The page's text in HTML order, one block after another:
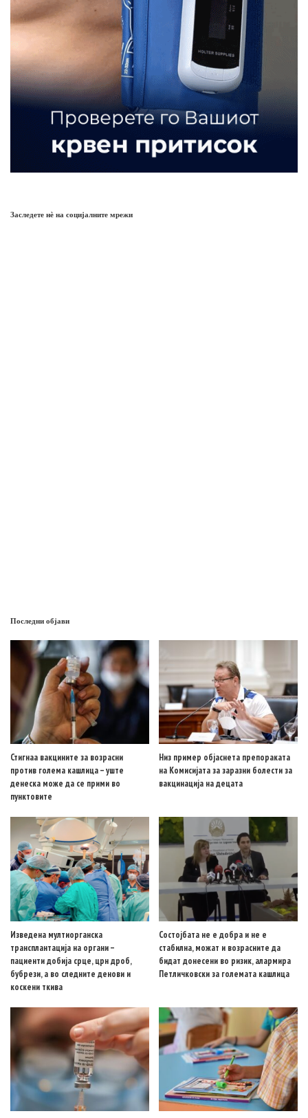
Заследете нѐ на социјалните мрежи
Последни објави
Стигнаа вакцините за возрасни
против голема кашлица – уште
денеска може да се прими во
пунктовите
Низ пример објаснета препораката
на Комисијата за заразни болести за
вакцинација на децата
Изведена мултиорганска
трансплантација на органи –
пациенти добија срце, црн дроб,
бубрези, а во следните денови и
коскени ткива
Состојбата не е добра и не е
стабилна, можат и возрасните да
бидат донесени во ризик, алармира
Петличковски за големата кашлица